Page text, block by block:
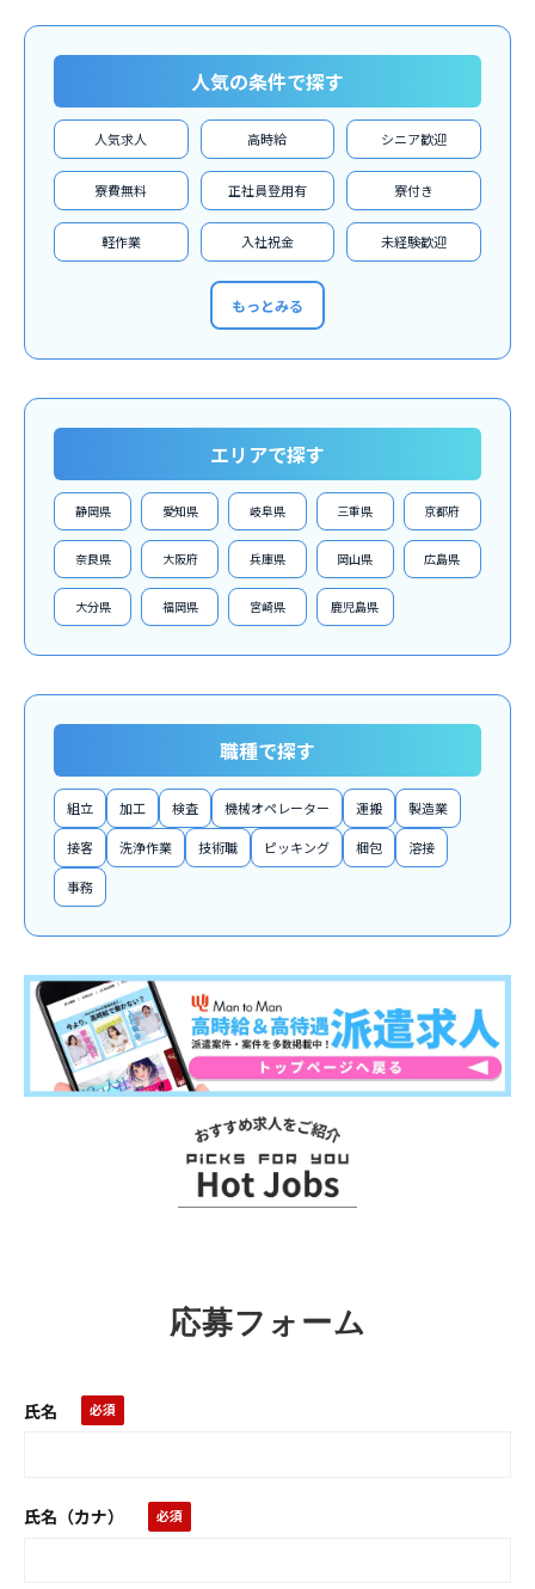
人気の条件で探す
人気求人 高時給 シニア歓迎
寮費無料 正社員登用有 寮付き
軽作業 入社祝金 未経験歓迎
もっとみる
エリアで探す
静岡県 愛知県 岐阜県 三重県 京都府
奈良県 大阪府 兵庫県 岡山県 広島県
大分県 福岡県 宮崎県 鹿児島県
職種で探す
組立 加工 検査 機械オペレーター 運搬 製造業
接客 洗浄作業 技術職 ピッキング 梱包 溶接
事務
応募フォーム
氏名
氏名（カナ）